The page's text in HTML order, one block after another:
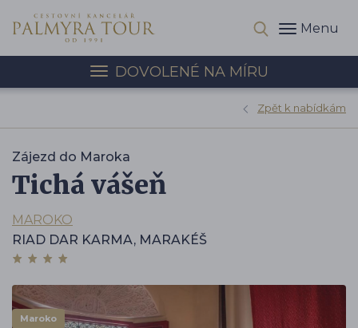
Menu
DOVOLENÉ NA MÍRU
Zpět k nabídkám
Zájezd do Maroka
Tichá vášeň
MAROKO
RIAD DAR KARMA, MARAKÉŠ
Maroko